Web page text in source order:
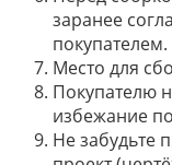
заранее
покупателем.
Место для
Покупателю
избежание
Не забудьте